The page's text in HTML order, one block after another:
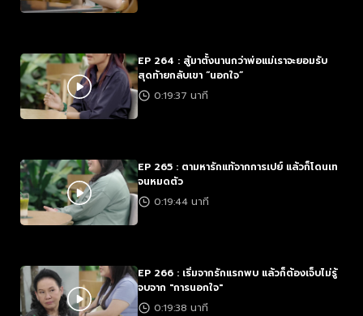
EP 264 : สู้มาตั้งนานกว่าพ่อแม่เราจะยอมรับ
สุดท้ายกลับเขา “นอกใจ”
0:19:37 นาที
EP 265 : ตามหารักแท้จากการเปย์ แล้วก็โดนเท
จนหมดตัว
0:19:44 นาที
EP 266 : เริ่มจากรักแรกพบ แล้วก็ต้องเจ็บไม่รู้
จบจาก "การนอกใจ"
0:19:38 นาที